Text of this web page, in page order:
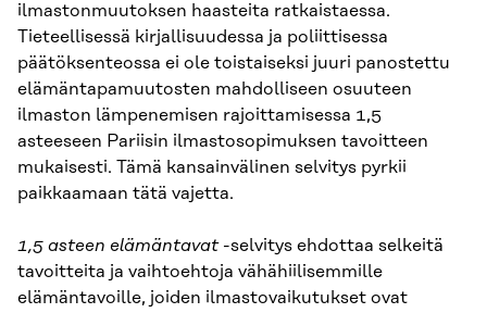
ilmastonmuutoksen haasteita ratkaistaessa.
Tieteellisessä kirjallisuudessa ja poliittisessa
päätöksenteossa ei ole toistaiseksi juuri panostettu
elämäntapamuutosten mahdolliseen osuuteen
ilmaston lämpenemisen rajoittamisessa 1,5
asteeseen Pariisin ilmastosopimuksen tavoitteen
mukaisesti. Tämä kansainvälinen selvitys pyrkii
paikkaamaan tätä vajetta.
1,5 asteen elämäntavat-selvitys ehdottaa selkeitä
tavoitteita ja vaihtoehtoja vähähiilisemmille
elämäntavoille, joiden ilmastovaikutukset ovat